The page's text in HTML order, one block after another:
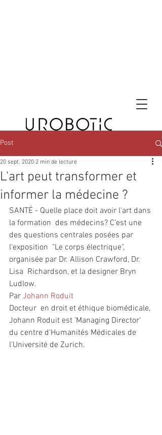
Post
L'art peut transformer et
informer la médecine ?
20 sept. 2020 2 min de lecture
SANTÉ - Quelle place doit avoir l'art dans
la formation  des médecins? C'est une
des questions centrales posées par
l'exposition  "Le corps électrique",
organisée par Dr. Allison Crawford, Dr.
Lisa  Richardson, et la designer Bryn
Ludlow.
Par Johann Roduit
Docteur  en droit et éthique biomédicale,
Johann Roduit est 'Managing Director'
du centre d'Humanités Médicales de
l'Université de Zurich.